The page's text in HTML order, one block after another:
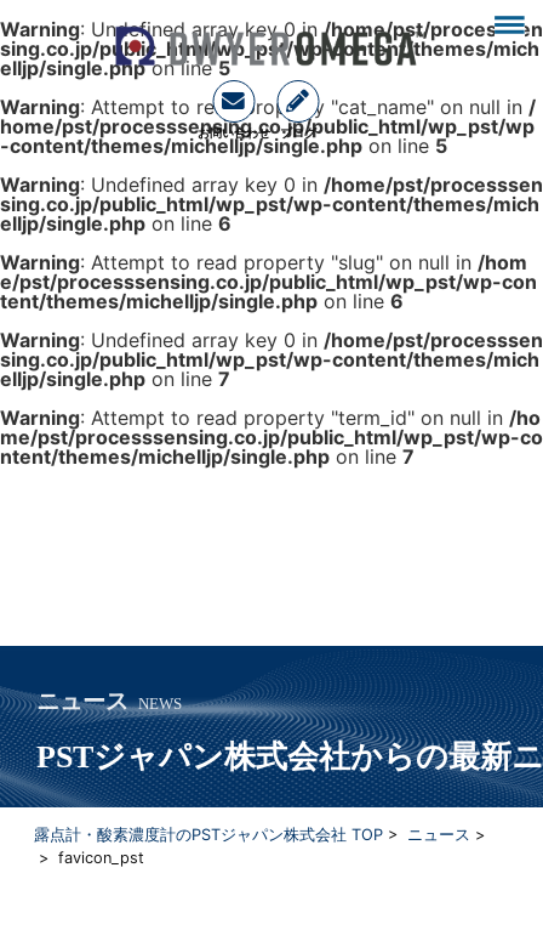
お問い合わせ ブログ
Warning: Undefined array key 0 in/home/pst/processsen
sing.co.jp/public_html/wp_pst/wp-content/themes/mich
elljp/single.phpon line5
Warning: Attempt to read property "cat_name" on null in /
home/pst/processsensing.co.jp/public_html/wp_pst/wp
-content/themes/michelljp/single.php on line 5
Warning: Undefined array key 0 in /home/pst/processsen
sing.co.jp/public_html/wp_pst/wp-content/themes/mich
elljp/single.php on line 6
Warning: Attempt to read property "slug" on null in /hom
e/pst/processsensing.co.jp/public_html/wp_pst/wp-con
tent/themes/michelljp/single.php on line 6
Warning: Undefined array key 0 in /home/pst/processsen
sing.co.jp/public_html/wp_pst/wp-content/themes/mich
elljp/single.php on line 7
Warning: Attempt to read property "term_id" on null in /ho
me/pst/processsensing.co.jp/public_html/wp_pst/wp-co
ntent/themes/michelljp/single.php on line 7
ニュース NEWS
PSTジャパン株式会社からの最新
露点計・酸素濃度計のPSTジャパン株式会社 TOP> ニュース >
> favicon_pst